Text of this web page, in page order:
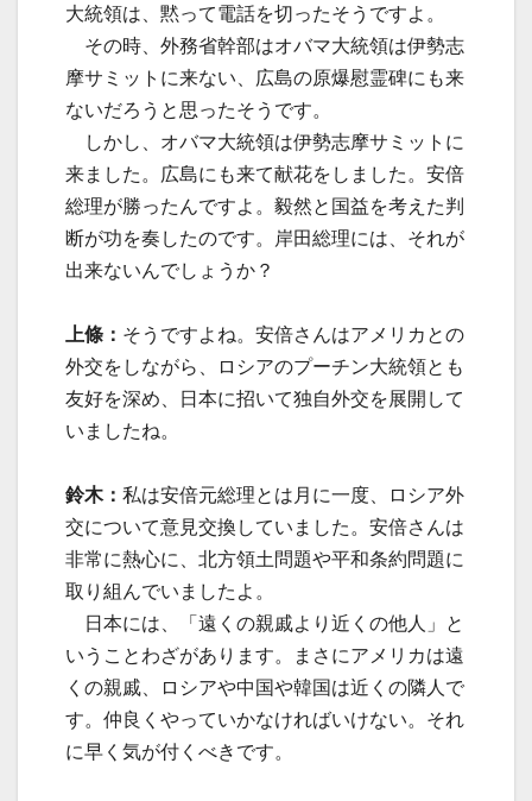
大統領は、黙って電話を切ったそうですよ。
その時、外務省幹部はオバマ大統領は伊勢志
摩サミットに来ない、広島の原爆慰霊碑にも来
ないだろうと思ったそうです。
しかし、オバマ大統領は伊勢志摩サミットに
来ました。広島にも来て献花をしました。安倍
総理が勝ったんですよ。毅然と国益を考えた判
断が功を奏したのです。岸田総理には、それが
出来ないんでしょうか？
上條： そうですよね。安倍さんはアメリカとの
外交をしながら、ロシアのプーチン大統領とも
友好を深め、日本に招いて独自外交を展開して
いましたね。
鈴木： 私は安倍元総理とは月に一度、ロシア外
交について意見交換していました。安倍さんは
非常に熱心に、北方領土問題や平和条約問題に
取り組んでいましたよ。
日本には、「遠くの親戚より近くの他人」と
いうことわざがあります。まさにアメリカは遠
くの親戚、ロシアや中国や韓国は近くの隣人で
す。仲良くやっていかなければいけない。それ
に早く気が付くべきです。